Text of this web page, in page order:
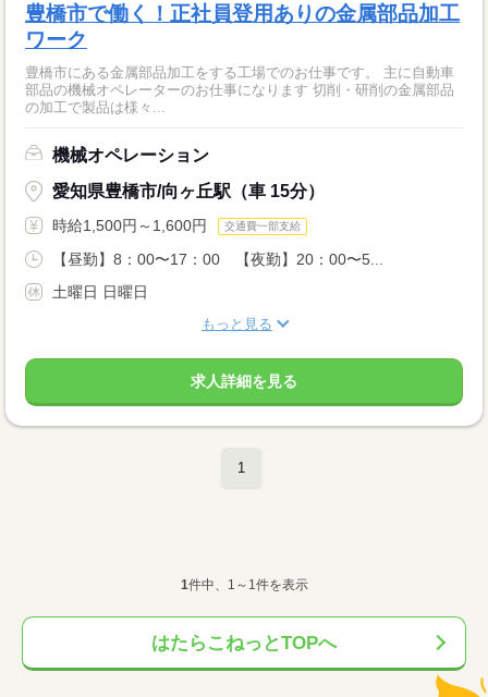
豊橋市で働く！正社員登用ありの金属部品加工
ワーク
豊橋市にある金属部品加工をする工場でのお仕事です。 主に自動車
部品の機械オペレーターのお仕事になります 切削・研削の金属部品
の加工で製品は様々...
機械オペレーション
愛知県豊橋市/向ヶ丘駅（車 15分）
時給1,500円～1,600円 交通費一部支給
【昼勤】8：00〜17：00 【夜勤】20：00〜5...
土曜日 日曜日
もっと見る
求人詳細を見る
1
1件中、1～1件を表示
はたらこねっとTOPへ